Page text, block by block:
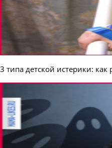
3 типа детской истерики: как